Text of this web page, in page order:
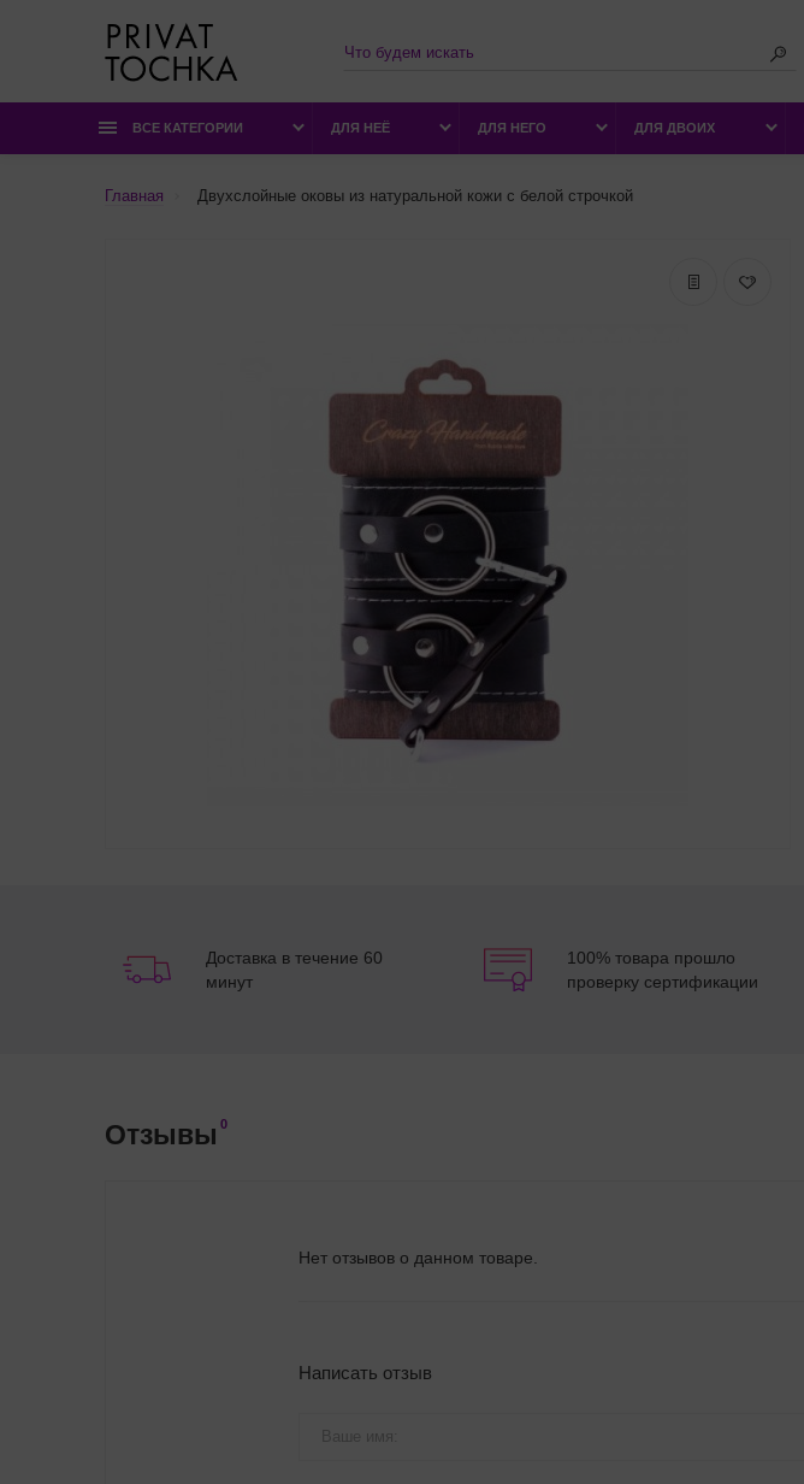
ВСЕ КАТЕГОРИИ ДЛЯ НЕЁ ДЛЯ НЕГО ДЛЯ ДВОИХ
Главная Двухслойные оковы из натуральной кожи с белой строчкой
Доставка в течение 60
минут
100% товара прошло
проверку сертификации
Отзывы 0
Нет отзывов о данном товаре.
Написать отзыв